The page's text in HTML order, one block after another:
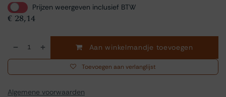
Prijzen weergeven inclusief BTW
€ 28,14
Aan winkelmandje toevoegen
Toevoegen aan verlanglijst
Algemene voorwaarden